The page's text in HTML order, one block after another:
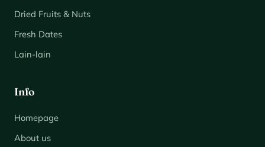
Dried Fruits & Nuts
Fresh Dates
Lain-lain
Info
Homepage
About us